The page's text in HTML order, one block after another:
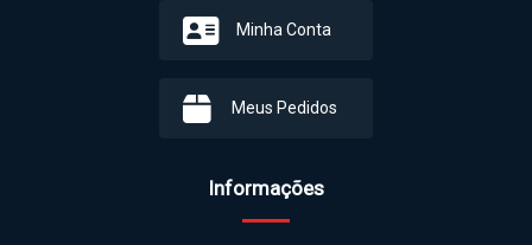
Minha Conta
Meus Pedidos
Informações